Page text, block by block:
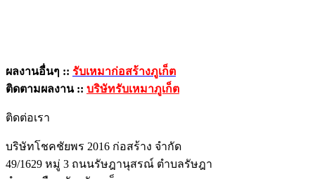
ผลงานอื่นๆ :: รับเหมาก่อสร้างภูเก็ต
ติดตามผลงาน :: บริษัทรับเหมาภูเก็ต
ติดต่อเรา
บริษัทโชคชัยพร 2016 ก่อสร้าง จำกัด
49/1629 หมู่ 3 ถนนรัษฎานุสรณ์ ตำบลรัษฎา